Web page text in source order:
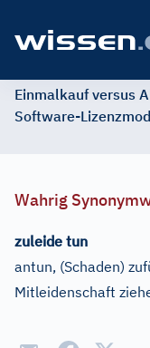
Einmalkauf versus
Software-
Wahrig
zuleide tun
antun, (Schaden)
Mitleidenschaft